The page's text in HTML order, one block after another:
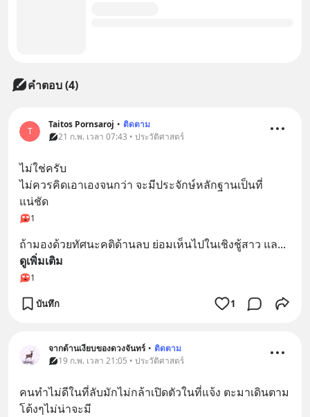
คำตอบ (4)
T
Taitos Pornsaroj • ติดตาม
21 ก.พ. เวลา 07:43 • ประวัติศาสตร์
ไม่ใช่ครับ
ไม่ควรคิดเอาเองจนกว่า จะมีประจักษ์หลักฐานเป็นที่
แน่ชัด
1
ถ้ามองด้วยทัศนะคติด้านลบ ย่อมเห็นไปในเชิงชู้สาว แล...
ดูเพิ่มเติม
1
บันทึก 1
จากด้านเงียบของดวงจันทร์ • ติดตาม
19 ก.พ. เวลา 21:05 • ประวัติศาสตร์
คนทำไม่ดีในที่ลับมักไม่กล้าเปิดตัวในที่แจ้ง ตะมาเดินตาม
โต้งๆไม่น่าจะมี